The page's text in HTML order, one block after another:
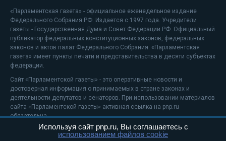
«Парламентская газета» - официальное еженедельное издание
Федерального Собрания РФ. Издается с 1997 года. Учредители
газеты - Государственная Дума и Совет Федерации РФ. Официальный
публикатор федеральных конституционных законов, федеральных
законов и актов палат Федерального Собрания. «Парламентская
газета» имеет пункты печати и представительства в десяти субъектах
федерации.
Сайт «Парламентской газеты» - это оперативные новости и
достоверная информация о принимаемых в стране законах и
деятельности депутатов и сенаторов. При использовании материалов
сайта «Парламентской газеты» активная ссылка на pnp.ru
обязательна.
На информационном ресурсе применяютсярекомендательные
Используя сайт pnp.ru, Вы соглашаетесь с
использованием файлов cookie